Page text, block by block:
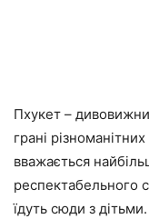
Пхукет –
грані
вважається
респектабельного
їдуть сюди з